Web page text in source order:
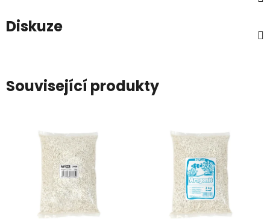
Diskuze
Související produkty